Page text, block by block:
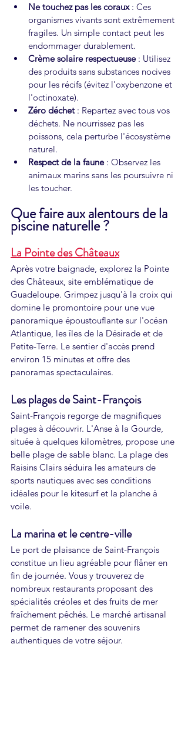
Ne touchez pas les coraux : Ces
organismes vivants sont extrêmement
fragiles. Un simple contact peut les
endommager durablement.
Crème solaire respectueuse : Utilisez
des produits sans substances nocives
pour les récifs (évitez l'oxybenzone et
l'octinoxate).
Zéro déchet : Repartez avec tous vos
déchets. Ne nourrissez pas les
poissons, cela perturbe l'écosystème
naturel.
Respect de la faune : Observez les
animaux marins sans les poursuivre ni
les toucher.
Que faire aux alentours de la
piscine naturelle ?
La Pointe des Châteaux
Après votre baignade, explorez la Pointe
des Châteaux, site emblématique de
Guadeloupe. Grimpez jusqu'à la croix qui
domine le promontoire pour une vue
panoramique époustouflante sur l'océan
Atlantique, les îles de la Désirade et de
Petite-Terre. Le sentier d'accès prend
environ 15 minutes et offre des
panoramas spectaculaires.
Les plages de Saint-François
Saint-François regorge de magnifiques
plages à découvrir. L'Anse à la Gourde,
située à quelques kilomètres, propose une
belle plage de sable blanc. La plage des
Raisins Clairs séduira les amateurs de
sports nautiques avec ses conditions
idéales pour le kitesurf et la planche à
voile.
La marina et le centre-ville
Le port de plaisance de Saint-François
constitue un lieu agréable pour flâner en
fin de journée. Vous y trouverez de
nombreux restaurants proposant des
spécialités créoles et des fruits de mer
fraîchement pêchés. Le marché artisanal
permet de ramener des souvenirs
authentiques de votre séjour.